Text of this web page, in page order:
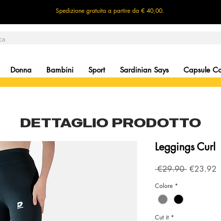
Spedizione gratuita a partire da € 40,00.
Donna Bambini Sport Sardinian Says Capsule
DETTAGLIO PRODOTTO
Leggings Curl
€29.90 Regular
€23.92
Colore *
Cut it *